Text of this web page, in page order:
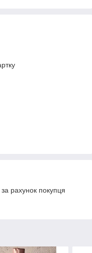
рахунок покупця